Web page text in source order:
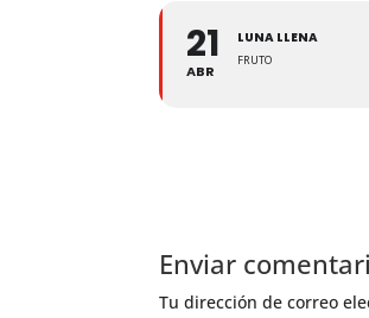
21
ABR
LUNA LLENA
FRUTO
Enviar
Tu dirección de correo